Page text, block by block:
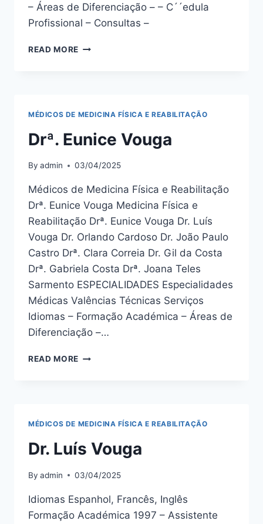
– Áreas de Diferenciação – – C´´edula
Profissional – Consultas –
READ MORE NUNO
MÉDICOS DE MEDICINA FÍSICA E REABILITAÇÃO
Drª. Eunice Vouga
By admin 03/04/2025
Médicos de Medicina Física e Reabilitação
Drª. Eunice Vouga Medicina Física e
Reabilitação Drª. Eunice Vouga Dr. Luís
Vouga Dr. Orlando Cardoso Dr. João Paulo
Castro Drª. Clara Correia Dr. Gil da Costa
Drª. Gabriela Costa Drª. Joana Teles
Sarmento ESPECIALIDADES Especialidades
Médicas Valências Técnicas Serviços
Idiomas – Formação Académica – Áreas de
Diferenciação –…
READ MORE DRª.
MÉDICOS DE MEDICINA FÍSICA E REABILITAÇÃO
Dr. Luís Vouga
By admin 03/04/2025
Idiomas Espanhol, Francês, Inglês
Formação Académica 1997 – Assistente